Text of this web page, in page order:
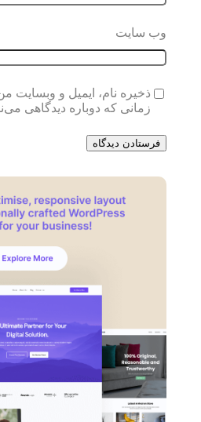
وب‌ سایت
ذخیره نام، ایمیل و وبسایت
زمانی که دوباره دیدگاهی